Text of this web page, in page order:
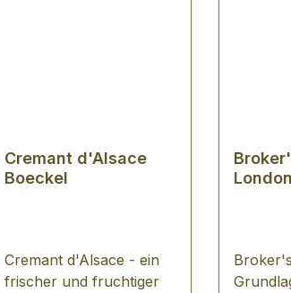
Cremant d'Alsace
Boeckel
Cremant d'Alsace - ein
frischer und fruchtiger